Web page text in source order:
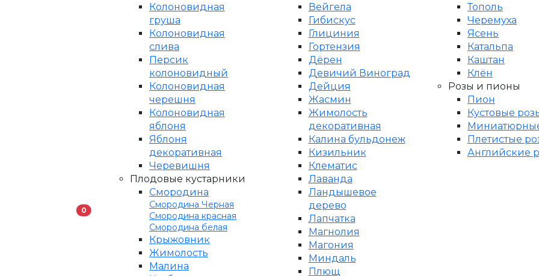
0В корзину
Колоновидная
груша
Колоновидная
слива
Персик
колоновидный
Колоновидная
черешня
Колоновидная
яблоня
Яблоня
декоративная
Черевишня
Плодовые кустарники
Смородина
Смородина Черная
Смородина красная
Смородина белая
Крыжовник
Жимолость
Малина
Вейгела
Гибискус
Глициния
Гортензия
Дёрен
Девичий Виноград
Дейция
Жасмин
Жимолость
декоративная
Калина бульдонеж
Кизильник
Клематис
Лаванда
Ландышевое
дерево
Лапчатка
Магнолия
Магония
Миндаль
Плющ
Тополь
Черемуха
Ясень
Катальпа
Каштан
Клён
Розы и пионы
Пион
Кустовые
Плетистые
Английские